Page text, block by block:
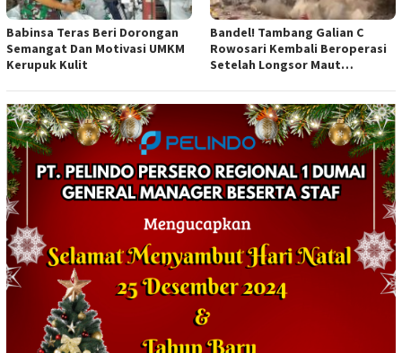
Babinsa Teras Beri Dorongan
Semangat Dan Motivasi UMKM
Kerupuk Kulit
Bandel! Tambang Galian C
Rowosari Kembali Beroperasi
Setelah Longsor Maut